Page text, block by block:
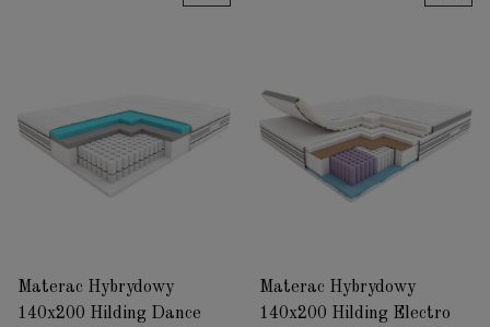
Materac Hybrydowy
140x200 Hilding Dance
Materac Hybrydowy
140x200 Hilding Electro